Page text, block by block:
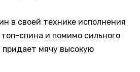
в своей технике исполнения
cпина и помимо сильного
придает мячу высокую